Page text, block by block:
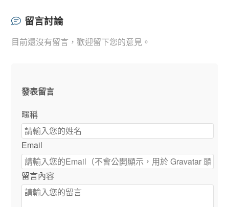
留言討論
目前還沒有留言，歡迎留下您的意見。
發表留言
暱稱
Email
留言內容